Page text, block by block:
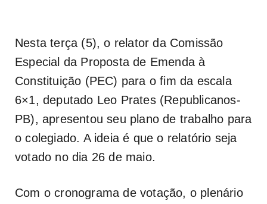
Nesta terça (5), o relator da Comissão
Especial da Proposta de Emenda à
Constituição (PEC) para o fim da escala
6×1, deputado Leo Prates (Republicanos-
PB), apresentou seu plano de trabalho para
o colegiado. A ideia é que o relatório seja
votado no dia 26 de maio.
Com o cronograma de votação, o plenário